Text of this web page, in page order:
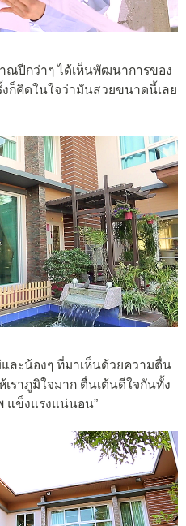
ณปีกว่าๆ ได้เห็นพัฒนาการของ
ก็คิดในใจว่ามันสวยขนาดนี้เลย
และน้องๆ ที่มาเห็นด้วยความตื่น
เราภูมิใจมาก ตื่นเต้นดีใจกันทั้ง
แข็งแรงแน่นอน”